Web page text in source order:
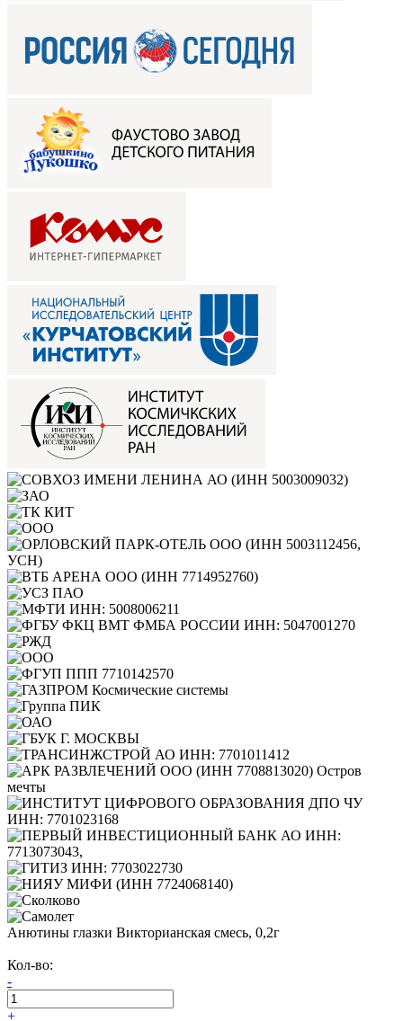
Анютины глазки Викторианская смесь, 0,2г
Кол-во:
-
+